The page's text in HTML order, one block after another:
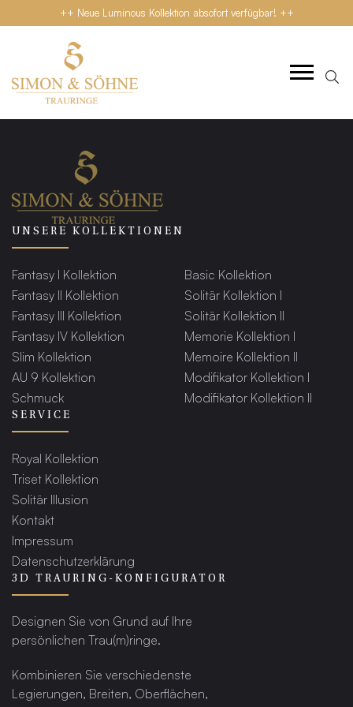
++ Neue Luminous Kollektion absofort verfügbar! ++
UNSERE KOLLEKTIONEN
Fantasy I Kollektion
Fantasy II Kollektion
Fantasy III Kollektion
Fantasy IV Kollektion
Slim Kollektion
AU 9 Kollektion
Schmuck
Basic Kollektion
Solitär Kollektion I
Solitär Kollektion II
Memorie Kollektion I
Memoire Kollektion II
Modifikator Kollektion I
Modifikator Kollektion II
SERVICE
Royal Kollektion
Triset Kollektion
Solitär Illusion
Kontakt
Impressum
Datenschutzerklärung
3D TRAURING-KONFIGURATOR
Designen Sie von Grund auf Ihre
persönlichen Trau(m)ringe.
Kombinieren Sie verschiedenste
Legierungen, Breiten, Oberflächen,